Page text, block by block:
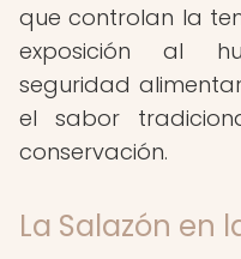
que controlan la
exposición al
seguridad
el sabor
conservación.
La Salazón en